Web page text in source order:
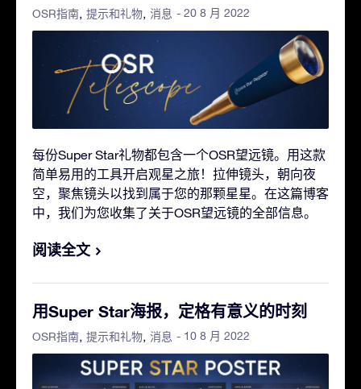
OSR指南 提示和礼物 消息 - 20 8 月 2022
每份Super Star礼物都包含一个OSR望远镜。用这款
简单易用的工具开启观星之旅！拉伸镜头，朝向夜
空，聚焦镜头以找到属于您的那颗星星。在这篇博客
中，我们为您收集了关于OSR望远镜的全部信息。
阅读全文
用Super Star海报，定格有意义的时刻
OSR指南 提示和礼物 消息 - 10 8 月 2022